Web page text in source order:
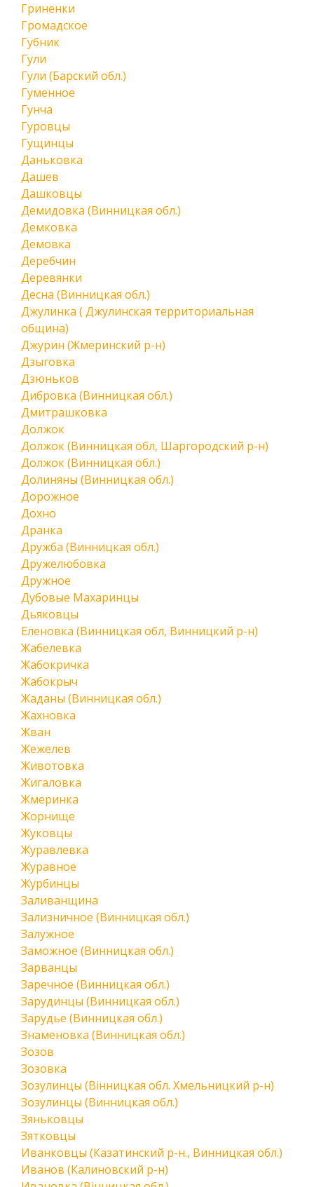
Гриненки
Громадское
Губник
Гули
Гули (Барский обл.)
Гуменное
Гунча
Гуровцы
Гущинцы
Даньковка
Дашев
Дашковцы
Демидовка (Винницкая обл.)
Демковка
Демовка
Деребчин
Деревянки
Десна (Винницкая обл.)
Джулинка ( Джулинская территориальная
община)
Джурин (Жмеринский р-н)
Дзыговка
Дзюньков
Дибровка (Винницкая обл.)
Дмитрашковка
Должок
Должок (Винницкая обл, Шаргородский р-н)
Должок (Винницкая обл.)
Долиняны (Винницкая обл.)
Дорожное
Дохно
Дранка
Дружба (Винницкая обл.)
Дружелюбовка
Дружное
Дубовые Махаринцы
Дьяковцы
Еленовка (Винницкая обл, Винницкий р-н)
Жабелевка
Жабокричка
Жабокрыч
Жаданы (Винницкая обл.)
Жахновка
Жван
Жежелев
Животовка
Жигаловка
Жмеринка
Жорнище
Жуковцы
Журавлевка
Журавное
Журбинцы
Заливанщина
Зализничное (Винницкая обл.)
Залужное
Заможное (Винницкая обл.)
Зарванцы
Заречное (Винницкая обл.)
Зарудинцы (Винницкая обл.)
Зарудье (Винницкая обл.)
Знаменовка (Винницкая обл.)
Зозов
Зозовка
Зозулинцы (Вінницкая обл. Хмельницкий р-н)
Зозулинцы (Винницкая обл.)
Зяньковцы
Зятковцы
Иванковцы (Казатинский р-н., Винницкая обл.)
Иванов (Калиновский р-н)